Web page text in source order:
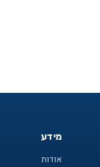
מידע
אודות